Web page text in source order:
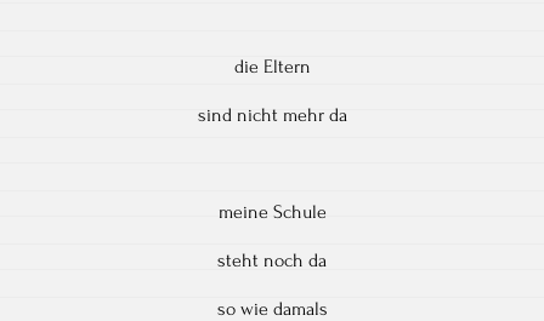
die Eltern
sind nicht mehr da
meine Schule
steht noch da
so wie damals